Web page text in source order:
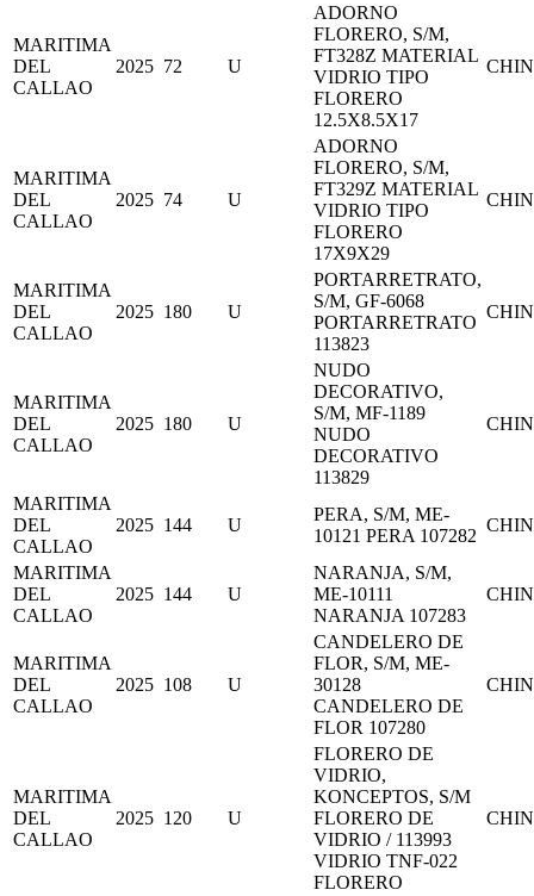
MARITIMA
DEL
CALLAO
2025 72 U
ADORNO
FLORERO, S/M,
FT328Z MATERIAL
VIDRIO TIPO
FLORERO
12.5X8.5X17
MARITIMA
DEL
CALLAO
2025 74 U
ADORNO
FLORERO, S/M,
FT329Z MATERIAL
VIDRIO TIPO
FLORERO
17X9X29
MARITIMA
DEL
CALLAO
2025 180 U
PORTARRETRATO,
S/M, GF-6068
PORTARRETRATO
113823
MARITIMA
DEL
CALLAO
2025 180 U
NUDO
DECORATIVO,
S/M, MF-1189
NUDO
DECORATIVO
113829
MARITIMA
DEL
CALLAO
2025 144 U
PERA, S/M, ME-
10121 PERA 107282
MARITIMA
DEL
CALLAO
2025 144 U
NARANJA, S/M,
ME-10111
NARANJA 107283
MARITIMA
DEL
CALLAO
2025 108 U
CANDELERO DE
FLOR, S/M, ME-
30128
CANDELERO DE
FLOR 107280
MARITIMA
DEL
CALLAO
2025 120 U
FLORERO DE
VIDRIO,
KONCEPTOS, S/M
FLORERO DE
VIDRIO / 113993
VIDRIO TNF-022
FLORERO